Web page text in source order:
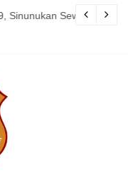
07, 2026
Preman Halau LSM